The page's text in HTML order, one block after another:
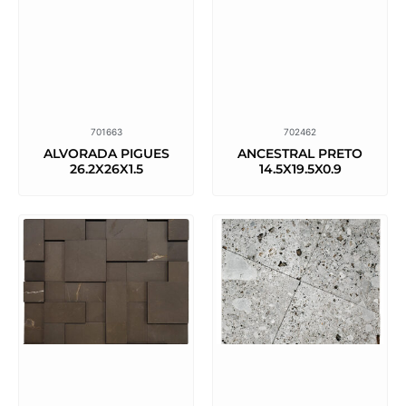
701663
ALVORADA PIGUES
26.2X26X1.5
702462
ANCESTRAL PRETO
14.5X19.5X0.9